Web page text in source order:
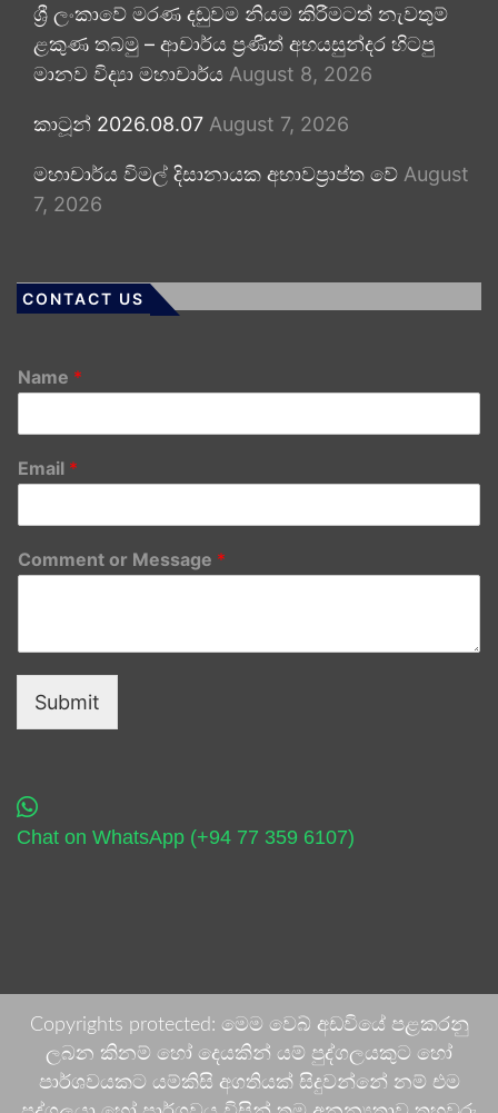
ශ්‍රී ලංකාවේ මරණ දඬුවම නියම කිරීමටත් නැවතුම්
ළකුණ තබමු – ආචාර්ය ප්‍රණීත් අභයසුන්දර හිටපු
මානව විද්‍යා මහාචාර්ය August 8, 2026
කාටූන් 2026.08.07 August 7, 2026
මහාචාර්ය විමල් දිසානායක අභාවප්‍රාප්ත වේ August
7, 2026
CONTACT US
Name *
Email *
Comment or Message *
Submit
Chat on WhatsApp (+94 77 359 6107)
Copyrights protected: මෙම වෙබ් අඩවියේ පළකරනු
ලබන කිනම් හෝ දෙයකින් යම් පුද්ගලයකුට හෝ
පාර්ශවයකට යම්කිසි අගතියක් සිදුවන්නේ නම් එම